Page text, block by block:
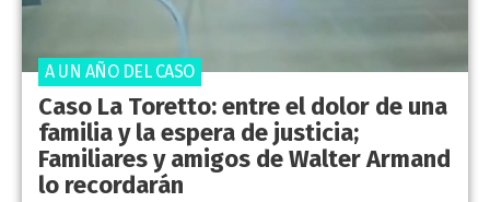
Caso La Toretto: entre el dolor de una
familia y la espera de justicia;
Familiares y amigos de Walter Armand
lo recordarán
A UN AÑO DEL CASO